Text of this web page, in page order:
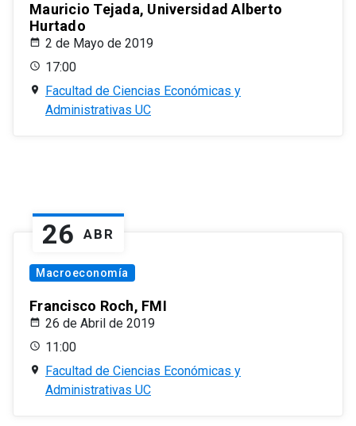
Mauricio Tejada, Universidad Alberto
Hurtado
2 de Mayo de 2019
17:00
Facultad de Ciencias Económicas y
Administrativas UC
26 ABR
Macroeconomía
Francisco Roch, FMI
26 de Abril de 2019
11:00
Facultad de Ciencias Económicas y
Administrativas UC